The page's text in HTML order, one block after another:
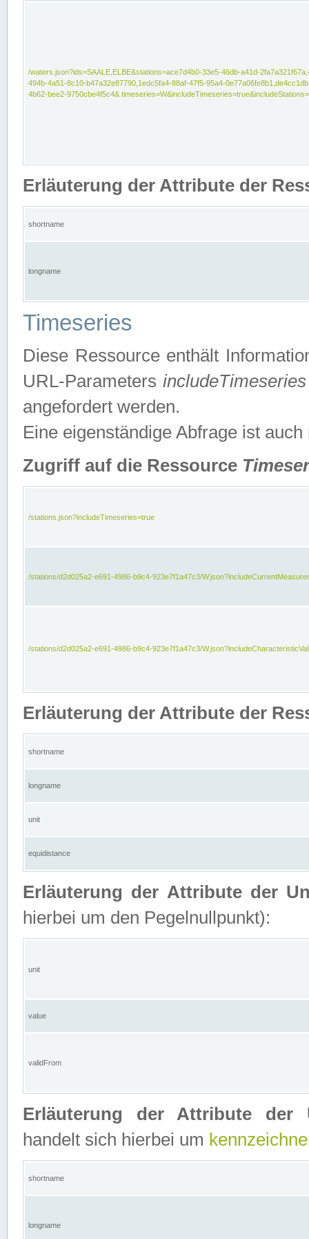
/waters.json?ids=SAALE,ELBE&stations=ace7d4b0-33e5-46db-a41d-
494b-4a51-8c10-b47a32e87790,1edc5fa4-88af-47f5-95a4-
4b62-bee2-9750cbe4f5c4&
Erläuterung der Attribute der
shortname
longname
Timeseries
Diese Ressource enthält
URL-ParametersincludeTimeseries
angefordert werden.
Eine eigenständige Abfrage ist auch
Zugriff auf die Ressource
/stations.json?includeTimeseries=true
/stations/d2d025a2-e691-4986-b9c4-923e7f1a47c3/
/stations/d2d025a2-e691-4986-b9c4-923e7f1a47c3/
Erläuterung der Attribute der
shortname
longname
unit
equidistance
Erläuterung der Attribute der
hierbei um den Pegelnullpunkt):
unit
value
validFrom
Erläuterung der Attribute der
handelt sich hierbei um
shortname
longname